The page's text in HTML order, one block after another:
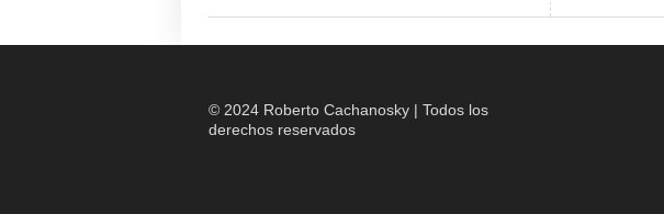
© 2024 Roberto Cachanosky | Todos los
derechos reservados